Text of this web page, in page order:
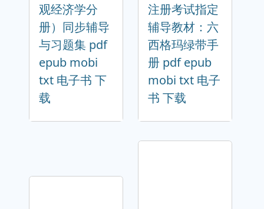
观经济学分
册）同步辅导
与习题集 pdf
epub mobi
txt 电子书 下
载
注册考试指定
辅导教材：六
西格玛绿带手
册 pdf epub
mobi txt 电子
书 下载